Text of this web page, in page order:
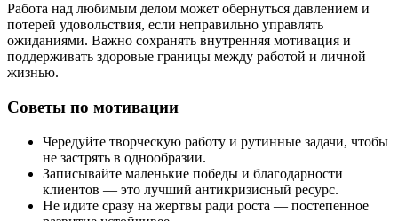
Работа над любимым делом может обернуться давлением и
потерей удовольствия, если неправильно управлять
ожиданиями. Важно сохранять внутренняя мотивация и
поддерживать здоровые границы между работой и личной
жизнью.
Советы по мотивации
Чередуйте творческую работу и рутинные задачи, чтобы
не застрять в однообразии.
Записывайте маленькие победы и благодарности
клиентов — это лучший антикризисный ресурс.
Не идите сразу на жертвы ради роста — постепенное